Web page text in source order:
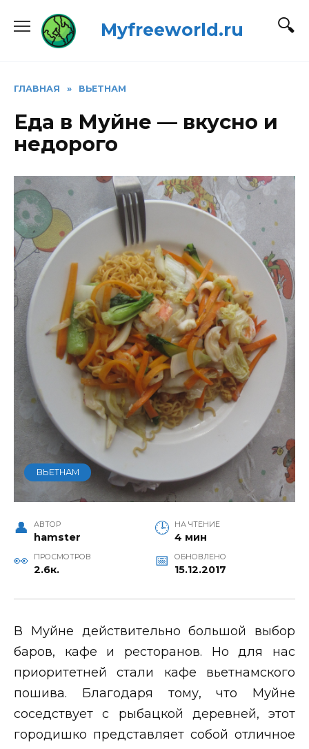
содержанию
Myfreeworld.ru
ГЛАВНАЯ » ВЬЕТНАМ
Еда в Муйне — вкусно и
недорого
ВЬЕТНАМ
АВТОР
hamster
НА ЧТЕНИЕ
4 мин
ПРОСМОТРОВ
2.6к.
ОБНОВЛЕНО
15.12.2017
В Муйне действительно большой выбор
баров, кафе и ресторанов. Но для нас
приоритетней стали кафе вьетнамского
пошива. Благодаря тому, что Муйне
соседствует с рыбацкой деревней, этот
городишко представляет собой отличное